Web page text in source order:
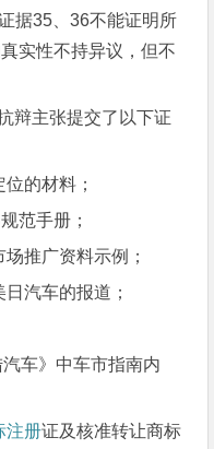
据35、36不能证明所
实性不持异议，但不
主张提交了以下证
的材料；
范手册；
推广资料示例；
汽车的报道；
车》中车市指南内
注册证及核准转让商标